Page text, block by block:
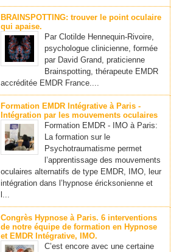
BRAINSPOTTING: trouver le point oculaire
qui apaise.
Par Clotilde Hennequin-Rivoire,
psychologue clinicienne, formée
par David Grand, praticienne
Brainspotting, thérapeute EMDR
accréditée EMDR France....
Formation EMDR Intégrative à Paris -
Intégration par les mouvements oculaires
Formation EMDR - IMO à Paris:
La formation sur le
Psychotraumatisme permet
l’apprentissage des mouvements
oculaires alternatifs de type EMDR, IMO, leur
intégration dans l’hypnose éricksonienne et
l...
Congrès Hypnose à Paris. 6 interventions
de notre équipe de formation en Hypnose
et EMDR Intégrative, IMO.
C’est encore avec une certaine